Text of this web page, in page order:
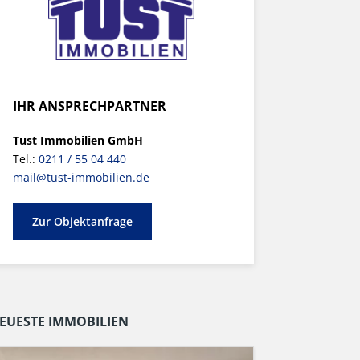
IHR ANSPRECHPARTNER
Tust Immobilien GmbH
Tel.: 0211 / 55 04 440
mail@tust-immobilien.de
Zur Objektanfrage
IMMOBILIEN